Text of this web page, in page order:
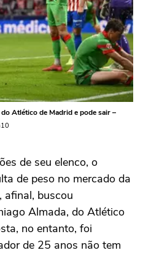
Atlético de Madrid e pode sair –
de seu elenco, o
de peso no mercado da
afinal, buscou
Almada, do Atlético
no entanto, foi
de 25 anos não tem